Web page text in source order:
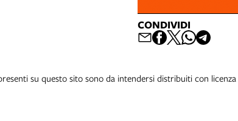
CONDIVIDI
su questo sito sono da intendersi distribuiti con licenza